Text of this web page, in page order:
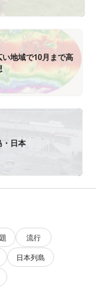
地域で10月まで高
・日本
流行
日本列島